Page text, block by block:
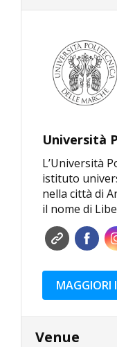
Università
L’Università
istituto
nella città di
il nome di
MAGGIORI
Venue